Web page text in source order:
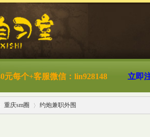
元每个+客服微信：lin928148 立即
重庆sm圈 约炮兼职外围